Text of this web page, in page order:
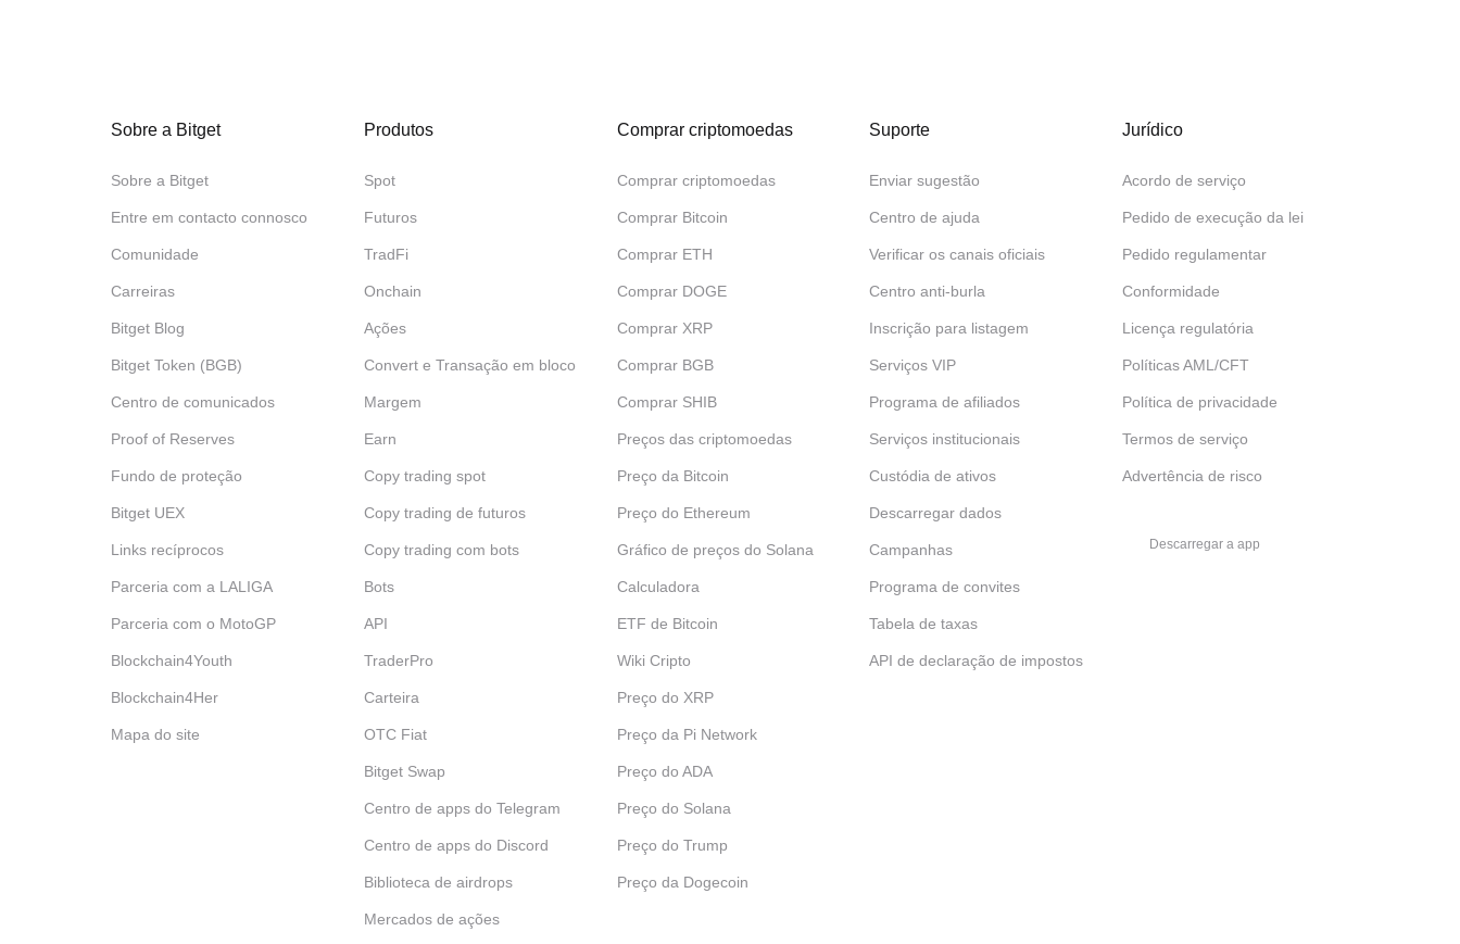
Sobre a Bitget
Sobre a Bitget
Entre em contacto connosco
Comunidade
Carreiras
Bitget Blog
Bitget Token (BGB)
Centro de comunicados
Proof of Reserves
Fundo de proteção
Bitget UEX
Links recíprocos
Parceria com a LALIGA
Parceria com o MotoGP
Blockchain4Youth
Blockchain4Her
Mapa do site
Produtos
Spot
Futuros
TradFi
Onchain
Ações
Convert e Transação em bloco
Margem
Earn
Copy trading spot
Copy trading de futuros
Copy trading com bots
Bots
API
TraderPro
Carteira
OTC Fiat
Bitget Swap
Centro de apps do Telegram
Centro de apps do Discord
Biblioteca de airdrops
Mercados de ações
Comprar criptomoedas
Comprar criptomoedas
Comprar Bitcoin
Comprar ETH
Comprar DOGE
Comprar XRP
Comprar BGB
Comprar SHIB
Preços das criptomoedas
Preço da Bitcoin
Preço do Ethereum
Gráfico de preços do Solana
Calculadora
ETF de Bitcoin
Wiki Cripto
Preço do XRP
Preço da Pi Network
Preço do ADA
Preço do Solana
Preço do Trump
Preço da Dogecoin
Suporte
Enviar sugestão
Centro de ajuda
Verificar os canais oficiais
Centro anti-burla
Inscrição para listagem
Serviços VIP
Programa de afiliados
Serviços institucionais
Custódia de ativos
Descarregar dados
Campanhas
Programa de convites
Tabela de taxas
API de declaração de impostos
Jurídico
Acordo de serviço
Pedido de execução da lei
Pedido regulamentar
Conformidade
Licença regulatória
Políticas AML/CFT
Política de privacidade
Termos de serviço
Advertência de risco
Descarregar a app